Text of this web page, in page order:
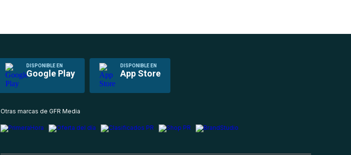
DISPONIBLE EN
Google Play
DISPONIBLE EN
App Store
Otras marcas de GFR Media